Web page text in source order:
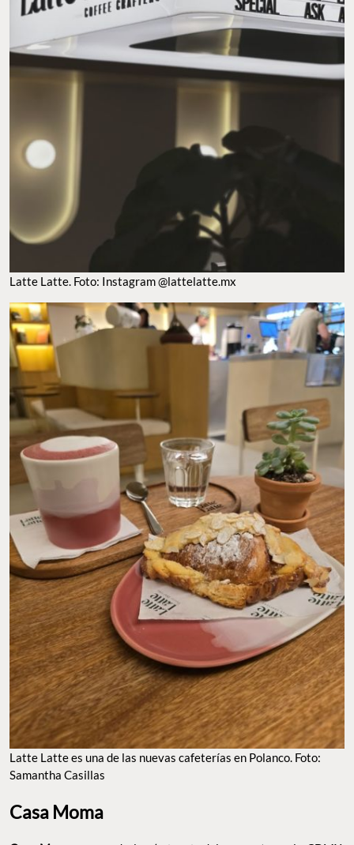
LATTE LATTE. FOTO: INSTAGRAM @LATTELATTE.MX
LATTE LATTE ES UNA DE LAS NUEVAS CAFETERÍAS EN POLANCO. FOTO: SAMANTHA
CASILLAS